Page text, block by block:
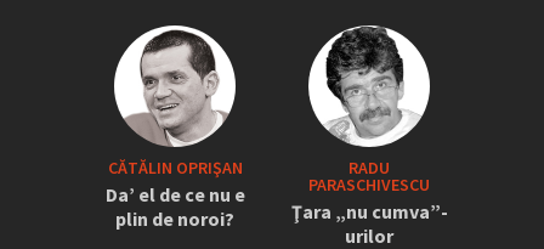
CĂTĂLIN OPRIŞAN
Da’ el de ce nu e
plin de noroi?
RADU
PARASCHIVESCU
Ţara „nu cumva”-
urilor